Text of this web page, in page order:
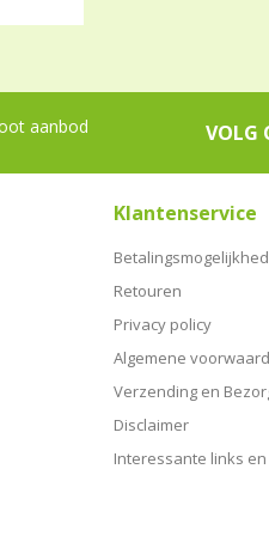
aanbod VOLG
Klantenservice
Retouren
Privacy policy
Algemene
Verzending en
Disclaimer
Interessante links